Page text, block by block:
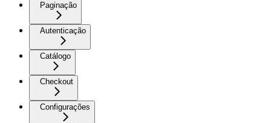
Paginação
Autenticação
Catálogo
Checkout
Configurações